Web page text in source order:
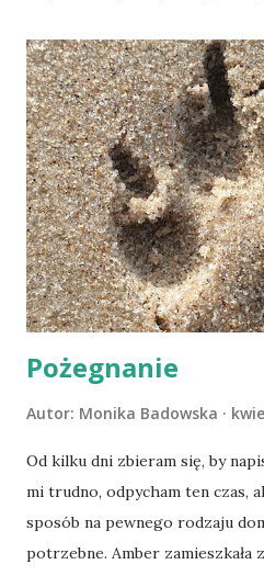
Pożegnanie
Autor: Monika Badowska
Od kilku dni zbieram się, by
mi trudno, odpycham ten czas,
sposób na pewnego rodzaju
potrzebne. Amber zamieszkała